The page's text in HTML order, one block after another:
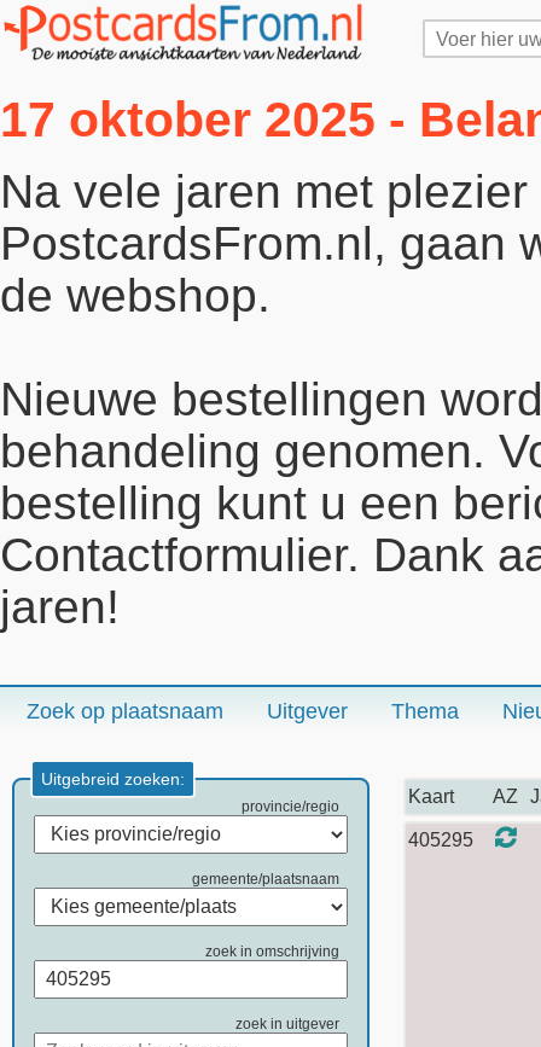
17 oktober 2025 -
Na vele jaren met
PostcardsFrom.nl, gaan
de webshop.
Nieuwe bestellingen
behandeling genomen.
bestelling kunt u een
Contactformulier. Dank
jaren!
Zoek op plaatsnaam Uitgever Thema
Uitgebreid zoeken:
provincie/regio
gemeente/plaatsnaam
zoek in omschrijving
zoek in uitgever
Kaart AZ
405295